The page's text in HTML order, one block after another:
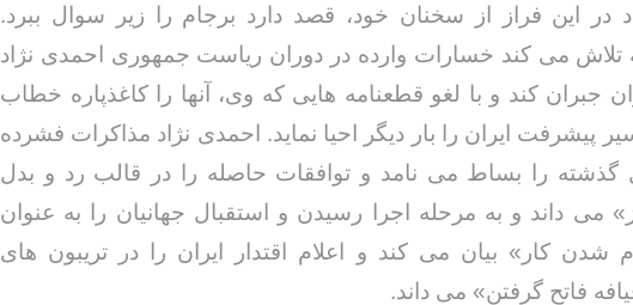
در این فراز از سخنان خود، قصد دارد برجام را زیر سوال ببرد.
تلاش می کند خسارات وارده در دوران ریاست جمهوری احمدی نژاد
جبران کند و با لغو قطعنامه هایی که وی، آنها را کاغذپاره خطاب
پیشرفت ایران را بار دیگر احیا نماید. احمدی نژاد مذاکرات فشرده
گذشته را بساط می نامد و توافقات حاصله را در قالب رد و بدل
می داند و به مرحله اجرا رسیدن و استقبال جهانیان را به عنوان
شدن کار» بیان می کند و اعلام اقتدار ایران را در تریبون های
فاتح گرفتن» می داند.